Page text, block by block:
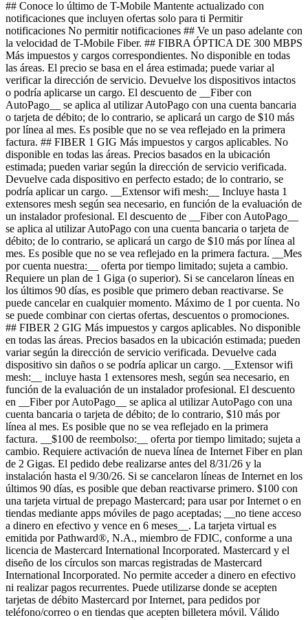
## Conoce lo último de T-Mobile Mantente actualizado con
notificaciones que incluyen ofertas solo para ti Permitir
notificaciones No permitir notificaciones ## Ve un paso adelante con
la velocidad de T-Mobile Fiber. ## FIBRA ÓPTICA DE 300 MBPS
Más impuestos y cargos correspondientes. No disponible en todas
las áreas. El precio se basa en el área estimada; puede variar al
verificar la dirección de servicio. Devuelve los dispositivos intactos
o podría aplicarse un cargo. El descuento de __Fiber con
AutoPago__ se aplica al utilizar AutoPago con una cuenta bancaria
o tarjeta de débito; de lo contrario, se aplicará un cargo de $10 más
por línea al mes. Es posible que no se vea reflejado en la primera
factura. ## FIBER 1 GIG Más impuestos y cargos aplicables. No
disponible en todas las áreas. Precios basados ​​en la ubicación
estimada; pueden variar según la dirección de servicio verificada.
Devuelve cada dispositivo en perfecto estado; de lo contrario, se
podría aplicar un cargo. __Extensor wifi mesh:__ Incluye hasta 1
extensores mesh según sea necesario, en función de la evaluación de
un instalador profesional. El descuento de __Fiber con AutoPago__
se aplica al utilizar AutoPago con una cuenta bancaria o tarjeta de
débito; de lo contrario, se aplicará un cargo de $10 más por línea al
mes. Es posible que no se vea reflejado en la primera factura. __Mes
por cuenta nuestra:__ oferta por tiempo limitado; sujeta a cambio.
Requiere un plan de 1 Giga (o superior). Si se cancelaron líneas en
los últimos 90 días, es posible que primero deban reactivarse. Se
puede cancelar en cualquier momento. Máximo de 1 por cuenta. No
se puede combinar con ciertas ofertas, descuentos o promociones.
## FIBER 2 GIG Más impuestos y cargos aplicables. No disponible
en todas las áreas. Precios basados ​​en la ubicación estimada; pueden
variar según la dirección de servicio verificada. Devuelve cada
dispositivo sin daños o se podría aplicar un cargo. __Extensor wifi
mesh:__ incluye hasta 1 extensores mesh, según sea necesario, en
función de la evaluación de un instalador profesional. El descuento
en __Fiber por AutoPago__ se aplica al utilizar AutoPago con una
cuenta bancaria o tarjeta de débito; de lo contrario, $10 más por
línea al mes. Es posible que no se vea reflejado en la primera
factura. __$100 de reembolso:__ oferta por tiempo limitado; sujeta a
cambio. Requiere activación de nueva línea de Internet Fiber en plan
de 2 Gigas. El pedido debe realizarse antes del 8/31/26 y la
instalación hasta el 9/30/26. Si se cancelaron líneas de Internet en los
últimos 90 días, es posible que deban reactivarse primero. $100 con
una tarjeta virtual de prepago Mastercard; para usar por Internet o en
tiendas mediante apps móviles de pago aceptadas; __no tiene acceso
a dinero en efectivo y vence en 6 meses__. La tarjeta virtual es
emitida por Pathward®, N.A., miembro de FDIC, conforme a una
licencia de Mastercard International Incorporated. Mastercard y el
diseño de los círculos son marcas registradas de Mastercard
International Incorporated. No permite acceder a dinero en efectivo
ni realizar pagos recurrentes. Puede utilizarse donde se acepten
tarjetas de débito Mastercard por Internet, para pedidos por
teléfono/correo o en tiendas que acepten billetera móvil. Válido